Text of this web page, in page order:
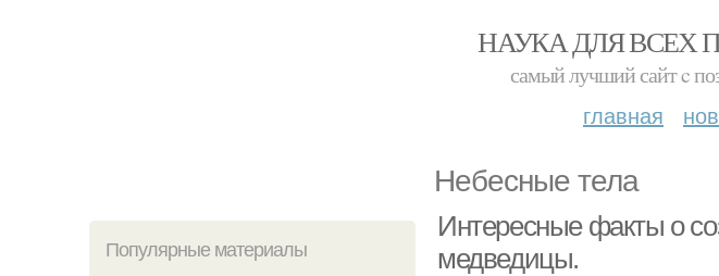
НАУКА ДЛЯ ВСЕХ
самый лучший сайт c
главная
Небесные тела
Популярные материалы
Интересные факты о
медведицы.